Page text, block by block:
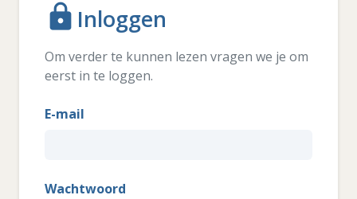
lock Inloggen
Om verder te kunnen lezen vragen we je om
eerst in te loggen.
E-mail
Wachtwoord